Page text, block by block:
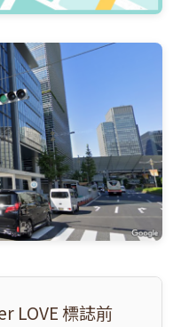
LOVE 標誌前